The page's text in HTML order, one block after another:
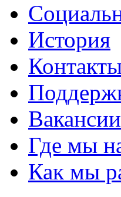
История
Вакансии
Где мы
Как мы